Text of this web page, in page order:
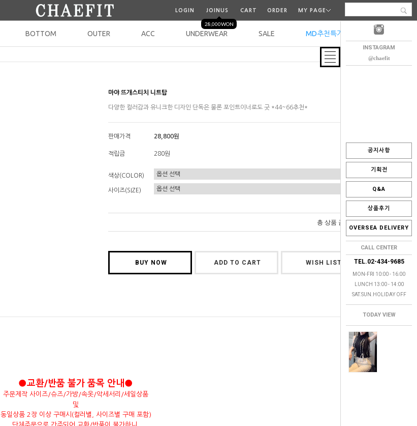
INSTAGRAM
@chaefit
공지사항
기획전
Q&A
상품후기
OVERSEA DELIVERY
CALL CENTER
TEL.02-434-9685
MON-FRI 10:00 - 16:00
LUNCH 13:00 - 14:00
SAT.SUN.HOLIDAY OFF
TODAY VIEW
LOGIN JOINUS
28,000WON
CART ORDER MY PAGE
BOTTOM OUTER ACC UNDERWEAR SALE MD추천특가 오늘출발
마야 뜨개스티치 니트탑
다양한 컬러감과 유니크한 디자인 단독은 물론 포인트이너로도 굿 *44~66추천*
판매가격 28,800원
적립금 280원
색상(COLOR)
사이즈(SIZE)
총 상품 금액 0 원
BUY NOW ADD TO CART WISH LIST
●교환/반품 불가 품목 안내●
주문제작 사이즈/슈즈/가방/속옷/악세서리/세일상품
및
동일상품 2장 이상 구매시(컬러별, 사이즈별 구매 포함)